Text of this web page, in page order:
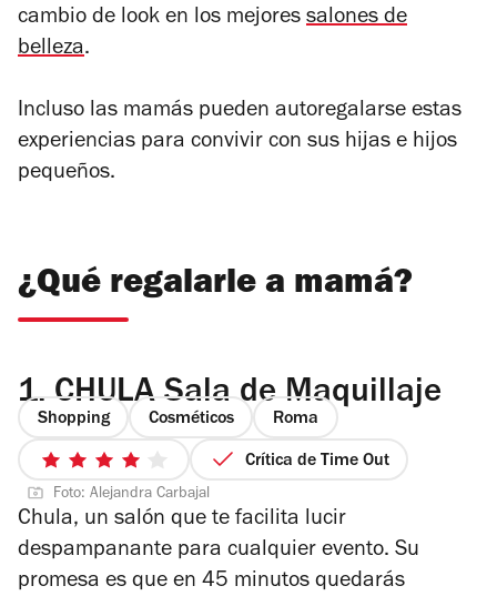
cambio de look en los mejores salones de
belleza.
Incluso las mamás pueden autoregalarse estas
experiencias para convivir con sus hijas e hijos
pequeños.
¿Qué regalarle a mamá?
1. CHULA Sala de Maquillaje
Shopping Cosméticos Roma
4
de
5
estrellas
Crítica de Time Out
Foto: Alejandra Carbajal
Chula, un salón que te facilita lucir
despampanante para cualquier evento. Su
promesa es que en 45 minutos quedarás